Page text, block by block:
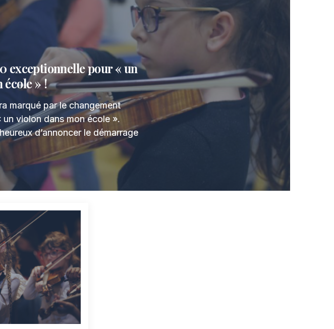
exceptionnelle pour « un
» !
marqué par le changement
un violon dans mon école ».
d’annoncer le démarrage